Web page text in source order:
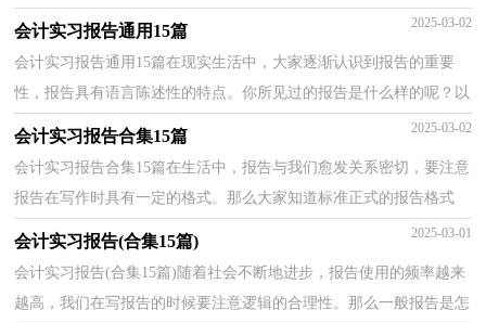
人都对写报告很是头疼的，下面是小编收集整理的桥梁工程...
会计实习报告通用15篇 2025-03-02
会计实习报告通用15篇在现实生活中，大家逐渐认识到报告的重要
性，报告具有语言陈述性的特点。你所见过的报告是什么样的呢？以
下是小编整理的会计实习报告，欢迎阅读，希望大家能够喜...
会计实习报告合集15篇 2025-03-02
会计实习报告合集15篇在生活中，报告与我们愈发关系密切，要注意
报告在写作时具有一定的格式。那么大家知道标准正式的报告格式
吗？以下是小编为大家整理的会计实习报告，仅供参考，欢...
会计实习报告(合集15篇) 2025-03-01
会计实习报告(合集15篇)随着社会不断地进步，报告使用的频率越来
越高，我们在写报告的时候要注意逻辑的合理性。那么一般报告是怎